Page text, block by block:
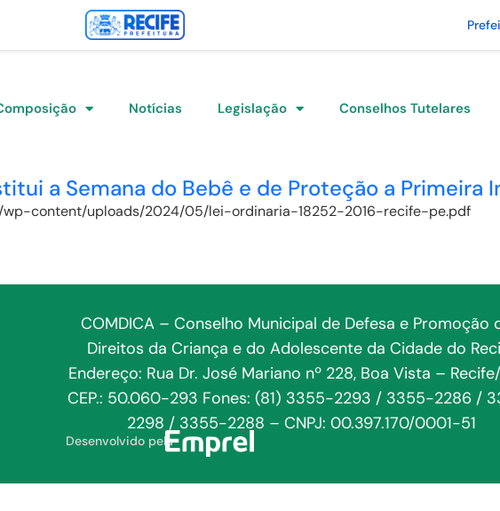
Notícias Legislação Conselhos Tutelares
a Semana do Bebê e de Proteção a Primeira
wp-content/uploads/2024/05/lei-ordinaria-18252-2016-recife-pe.pdf
COMDICA – Conselho Municipal de Defesa e Promoção
Direitos da Criança e do Adolescente da Cidade do
Endereço: Rua Dr. José Mariano nº 228, Boa Vista –
CEP.: 50.060-293 Fones: (81) 3355-2293 / 3355-2286 /
2298 / 3355-2288 – CNPJ: 00.397.170/0001-51
Desenvolvido pela